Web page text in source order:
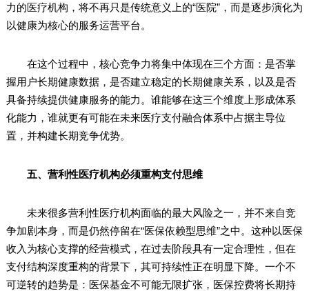
力的医疗机构，将不再只是传统意义上的“医院”，而是逐步演化为
以健康为核心的服务运营平台。
在这个过程中，核心竞争力将集中体现在三个方面：是否掌
握用户长期健康数据，是否建立稳定的长期健康关系，以及是否
具备持续提供健康服务的能力。谁能够在这三个维度上形成体系
化能力，谁就更有可能在未来医疗支付融合体系中占据主导位
置，并构建长期竞争优势。
五、营利性医疗机构必须重构支付思维
未来很多营利性医疗机构面临的最大风险之一，并不来自竞
争加剧本身，而是仍然停留在“医保依赖型思维”之中。这种以医保
收入为核心支撑的经营模式，在过去阶段具有一定合理性，但在
支付结构深度重构的背景下，其可持续性正在明显下降。一个不
可逆转的趋势是：医保基金不可能无限扩张，医保控费将长期持